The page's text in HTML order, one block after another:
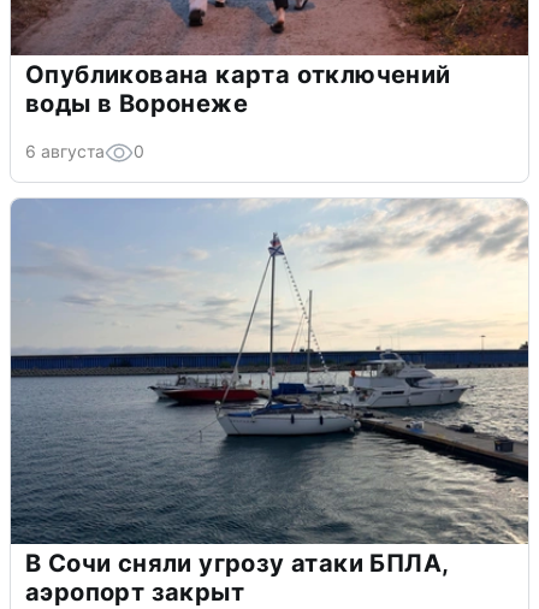
Опубликована карта отключений
воды в Воронеже
6 августа 0
В Сочи сняли угрозу атаки БПЛА,
аэропорт закрыт